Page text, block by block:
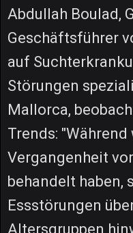
Abdullah Boulad,
Geschäftsführer
auf
Störungen
Mallorca,
Trends:
Vergangenheit
behandelt haben,
Essstörungen
Altersgruppen